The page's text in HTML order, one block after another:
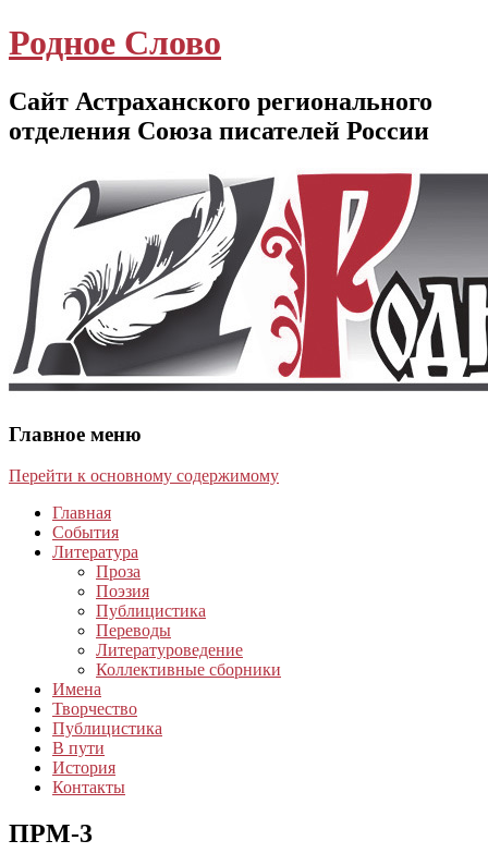
Родное Слово
Сайт Астраханского регионального
отделения Союза писателей России
Главное меню
Перейти к основному содержимому
Главная
События
Литература
Проза
Поэзия
Публицистика
Переводы
Литературоведение
Коллективные сборники
Имена
Творчество
Публицистика
В пути
История
Контакты
ПРМ-3